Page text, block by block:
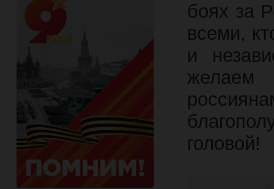
боях за
всеми,
и
желаем
головой!